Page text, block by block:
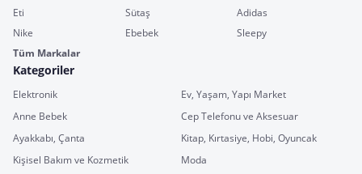
Eti
Sütaş
Adidas
Nike
Ebebek
Sleepy
Tüm Markalar
Kategoriler
Elektronik
Ev, Yaşam, Yapı Market
Anne Bebek
Cep Telefonu ve Aksesuar
Ayakkabı, Çanta
Kitap, Kırtasiye, Hobi, Oyuncak
Kişisel Bakım ve Kozmetik
Moda